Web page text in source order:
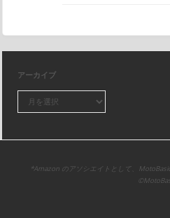
アーカイブ
*Amazon のアソシエイトとして、